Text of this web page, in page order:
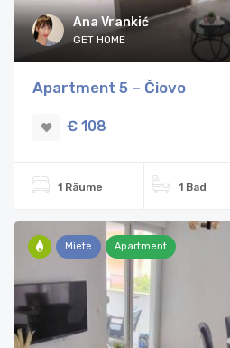
Ana Vrankić
GET HOME
Apartment 5 – Čiovo
€ 108
1 Räume 1 Bad
Miete Apartment